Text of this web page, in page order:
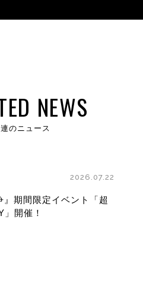
NEWS
のニュース
2026.07.22
』期間限定イベント「超
開催！